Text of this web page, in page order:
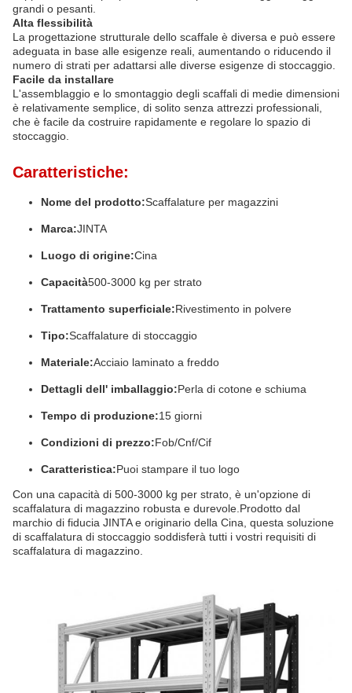
grandi o pesanti.
Alta flessibilità
La progettazione strutturale dello scaffale è diversa e può essere
adeguata in base alle esigenze reali, aumentando o riducendo il
numero di strati per adattarsi alle diverse esigenze di stoccaggio.
Facile da installare
L'assemblaggio e lo smontaggio degli scaffali di medie dimensioni
è relativamente semplice, di solito senza attrezzi professionali,
che è facile da costruire rapidamente e regolare lo spazio di
stoccaggio.
Caratteristiche:
Nome del prodotto:Scaffalature per magazzini
Marca:JINTA
Luogo di origine:Cina
Capacità500-3000 kg per strato
Trattamento superficiale:Rivestimento in polvere
Tipo:Scaffalature di stoccaggio
Materiale:Acciaio laminato a freddo
Dettagli dell' imballaggio:Perla di cotone e schiuma
Tempo di produzione:15 giorni
Condizioni di prezzo:Fob/Cnf/Cif
Caratteristica:Puoi stampare il tuo logo
Con una capacità di 500-3000 kg per strato, è un'opzione di
scaffalatura di magazzino robusta e durevole.Prodotto dal
marchio di fiducia JINTA e originario della Cina, questa soluzione
di scaffalatura di stoccaggio soddisferà tutti i vostri requisiti di
scaffalatura di magazzino.